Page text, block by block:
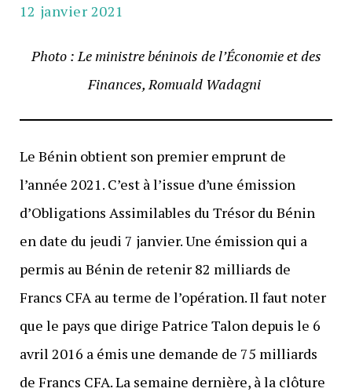
12 janvier 2021
Photo : Le ministre béninois de l’Économie et des
Finances, Romuald Wadagni
Le Bénin obtient son premier emprunt de
l’année 2021. C’est à l’issue d’une émission
d’Obligations Assimilables du Trésor du Bénin
en date du jeudi 7 janvier. Une émission qui a
permis au Bénin de retenir 82 milliards de
Francs CFA au terme de l’opération. Il faut noter
que le pays que dirige Patrice Talon depuis le 6
avril 2016 a émis une demande de 75 milliards
de Francs CFA. La semaine dernière, à la clôture